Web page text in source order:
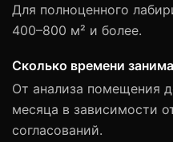
Для полноценного
400–800 м² и более.
Сколько времени
От анализа помещения
месяца в зависимости
согласований.